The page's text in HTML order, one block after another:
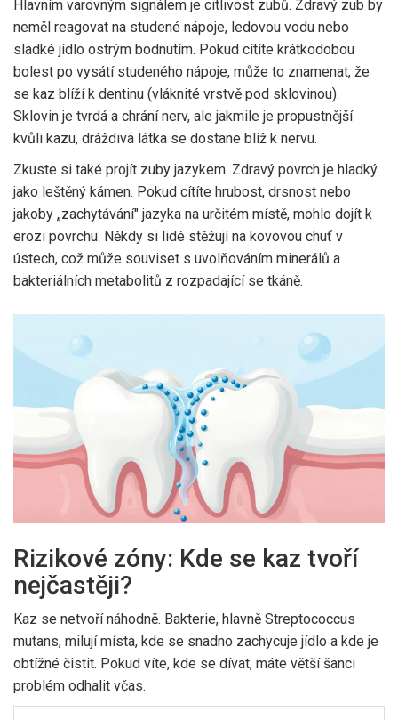
Hlavním varovným signálem je citlivost zubů. Zdravý zub by
neměl reagovat na studené nápoje, ledovou vodu nebo
sladké jídlo ostrým bodnutím. Pokud cítíte krátkodobou
bolest po vysátí studeného nápoje, může to znamenat, že
se kaz blíží k dentinu (vláknité vrstvě pod sklovinou).
Sklovin je tvrdá a chrání nerv, ale jakmile je propustnější
kvůli kazu, dráždivá látka se dostane blíž k nervu.
Zkuste si také projít zuby jazykem. Zdravý povrch je hladký
jako leštěný kámen. Pokud cítíte hrubost, drsnost nebo
jakoby „zachytávání" jazyka na určitém místě, mohlo dojít k
erozi povrchu. Někdy si lidé stěžují na kovovou chuť v
ústech, což může souviset s uvolňováním minerálů a
bakteriálních metabolitů z rozpadající se tkáně.
Rizikové zóny: Kde se kaz tvoří
nejčastěji?
Kaz se netvoří náhodně. Bakterie, hlavně Streptococcus
mutans, milují místa, kde se snadno zachycuje jídlo a kde je
obtížné čistit. Pokud víte, kde se dívat, máte větší šanci
problém odhalit včas.